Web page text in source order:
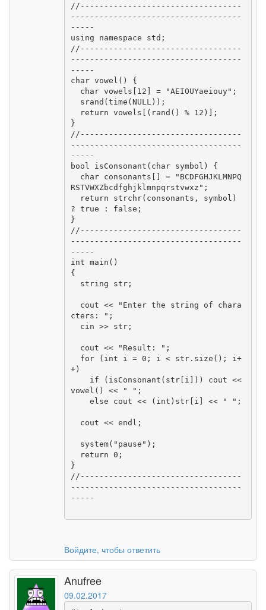
//----------------------------------
------------------------------------
-----
using namespace std;
//----------------------------------
------------------------------------
-----
char vowel() {
}
//----------------------------------
------------------------------------
-----
bool isConsonant(char symbol) {
RSTVWXZbcdfghjklmnpqrstvwxz";
? true : false;
}
//----------------------------------
------------------------------------
-----
int main()
{
cters: ";
+)
vowel() << " ";
}
//----------------------------------
------------------------------------
-----
Войдите, чтобы ответить
Anufree
09.02.2017